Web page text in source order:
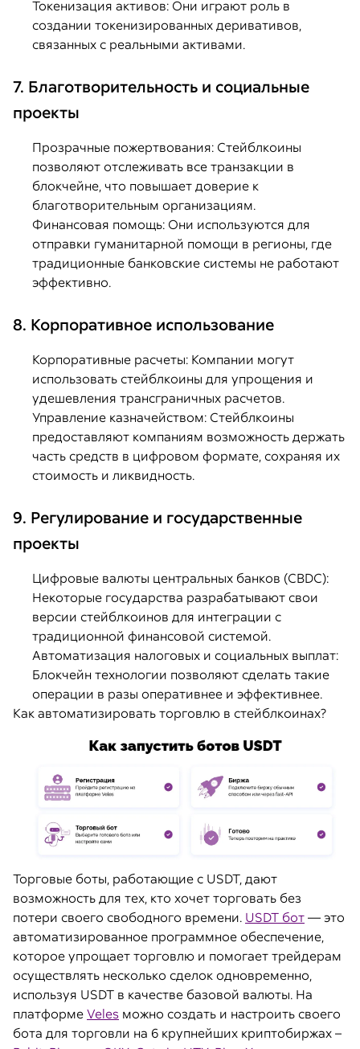
Токенизация активов: Они играют роль в
создании токенизированных деривативов,
связанных с реальными активами.
7. Благотворительность и социальные
проекты
Прозрачные пожертвования: Стейблкоины
позволяют отслеживать все транзакции в
блокчейне, что повышает доверие к
благотворительным организациям.
Финансовая помощь: Они используются для
отправки гуманитарной помощи в регионы, где
традиционные банковские системы не работают
эффективно.
8. Корпоративное использование
Корпоративные расчеты: Компании могут
использовать стейблкоины для упрощения и
удешевления трансграничных расчетов.
Управление казначейством: Стейблкоины
предоставляют компаниям возможность держать
часть средств в цифровом формате, сохраняя их
стоимость и ликвидность.
9. Регулирование и государственные
проекты
Цифровые валюты центральных банков (CBDC):
Некоторые государства разрабатывают свои
версии стейблкоинов для интеграции с
традиционной финансовой системой.
Автоматизация налоговых и социальных выплат:
Блокчейн технологии позволяют сделать такие
операции в разы оперативнее и эффективнее.
Как автоматизировать торговлю в стейблкоинах?
Торговые боты, работающие с USDT, дают
возможность для тех, кто хочет торговать без
потери своего свободного времени. USDT бот— это
автоматизированное программное обеспечение,
которое упрощает торговлю и помогает трейдерам
осуществлять несколько сделок одновременно,
используя USDT в качестве базовой валюты. На
платформеVeles можно создать и настроить своего
бота для торговли на 6 крупнейших криптобиржах –